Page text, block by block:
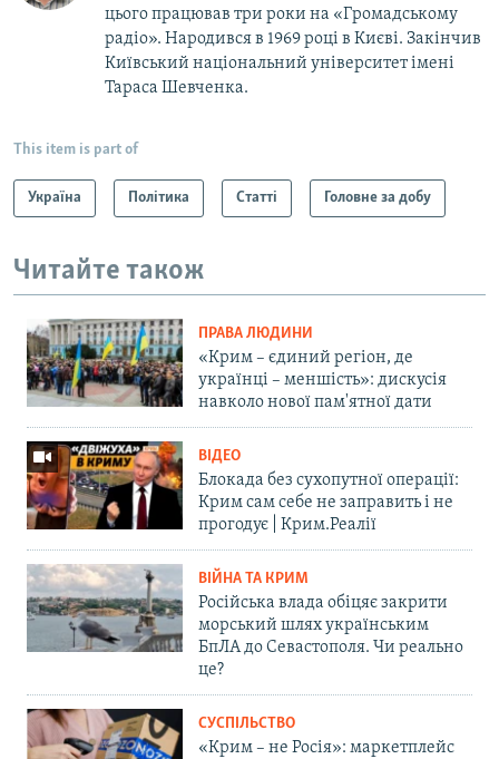
цього працював три роки на «Громадському
радіо». Народився в 1969 році в Києві. Закінчив
Київський національний університет імені
Тараса Шевченка.
This item is part of
Україна Політика Статті Головне за добу
Читайте також
ПРАВА ЛЮДИНИ
«Крим – єдиний регіон, де
українці – меншість»: дискусія
навколо нової пам'ятної дати
ВІДЕО
Блокада без сухопутної операції:
Крим сам себе не заправить і не
прогодує | Крим.Реалії
ВІЙНА ТА КРИМ
Російська влада обіцяє закрити
морський шлях українським
БпЛА до Севастополя. Чи реально
це?
СУСПІЛЬСТВО
«Крим – не Росія»: маркетплейс